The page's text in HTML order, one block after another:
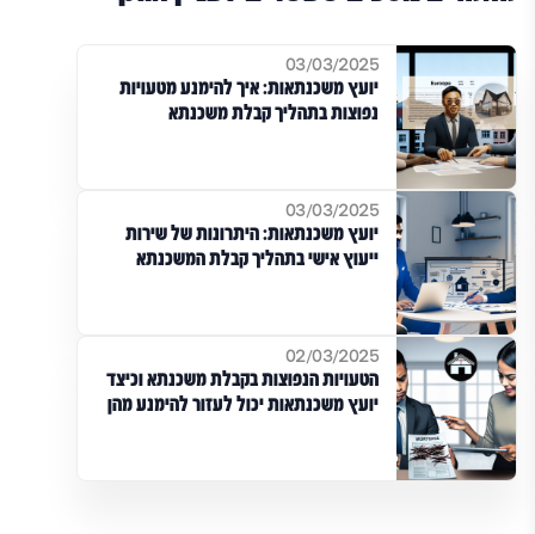
03/03/2025
יועץ משכנתאות: איך להימנע מטעויות
נפוצות בתהליך קבלת משכנתא
03/03/2025
יועץ משכנתאות: היתרונות של שירות
ייעוץ אישי בתהליך קבלת המשכנתא
02/03/2025
הטעויות הנפוצות בקבלת משכנתא וכיצד
יועץ משכנתאות יכול לעזור להימנע מהן